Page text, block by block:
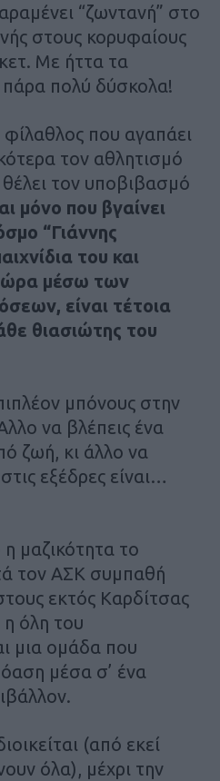
“ζωντανή” στο
στους κορυφαίους
Με ήττα τα
πολύ δύσκολα!
που αγαπάει
τον αθλητισμό
τον υποβιβασμό
μόνο που βγαίνει
“Γιάννης
του και
μέσω των
είναι τέτοια
θιασιώτης του
μπόνους στην
να βλέπεις ένα
ζωή, κι άλλο να
εξέδρες είναι…
μαζικότητα το
τον ΑΣΚ συμπαθή
εκτός Καρδίτσας
η όλη του
μια ομάδα που
μέσα σ’ ένα
(από εκεί
όλα), μέχρι την